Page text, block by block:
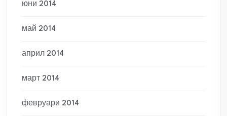
юни 2014
май 2014
април 2014
март 2014
февруари 2014